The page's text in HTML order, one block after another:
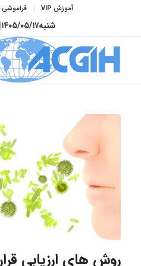
آموزش VIP فراموشی
شنبه۱۴۰۵/۰۵/۱۷|
روش های ارزیابی